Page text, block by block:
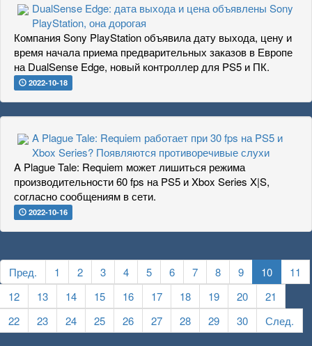
DualSense Edge: дата выхода и цена объявлены Sony
PlayStation, она дорогая
Компания Sony PlayStation объявила дату выхода, цену и
время начала приема предварительных заказов в Европе
на DualSense Edge, новый контроллер для PS5 и ПК.
2022-10-18
A Plague Tale: Requiem работает при 30 fps на PS5 и
Xbox Series? Появляются противоречивые слухи
A Plague Tale: Requiem может лишиться режима
производительности 60 fps на PS5 и Xbox Series X|S,
согласно сообщениям в сети.
2022-10-16
Пред. 1 2 3 4 5 6 7 8 9 10
11
12
13 14 15 16 17 18 19 20
21
22
23 24 25 26 27 28 29 30 След.